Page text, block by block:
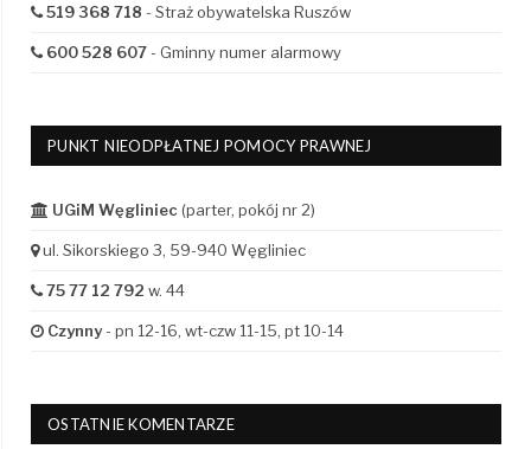
519 368 718 - Straż obywatelska Ruszów
600 528 607- Gminny numer alarmowy
PUNKT NIEODPŁATNEJ POMOCY PRAWNEJ
UGiM Węgliniec (parter, pokój nr 2)
ul. Sikorskiego 3, 59-940 Węgliniec
75 77 12 792 w. 44
Czynny- pn 12-16, wt-czw 11-15, pt 10-14
OSTATNIE KOMENTARZE